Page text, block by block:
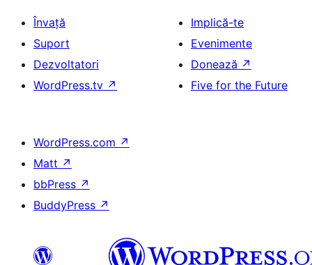
Învață
Suport
Dezvoltatori
WordPress.tv ↗
Implică-te
Evenimente
Donează ↗
Five for the Future
WordPress.com ↗
Matt ↗
bbPress ↗
BuddyPress ↗